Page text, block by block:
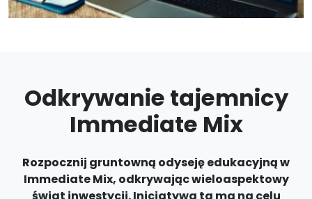
Odkrywanie tajemnicy
Immediate Mix
Rozpocznij gruntowną odyseję edukacyjną w
Immediate Mix, odkrywając wieloaspektowy